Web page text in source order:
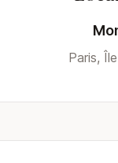
Paris,